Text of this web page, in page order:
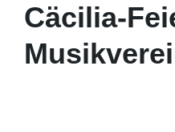
Cäcilia-